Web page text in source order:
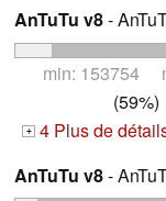
AnTuTu v8-
min: 153754
(59%)
+ 4 Plus de
AnTuTu v8-